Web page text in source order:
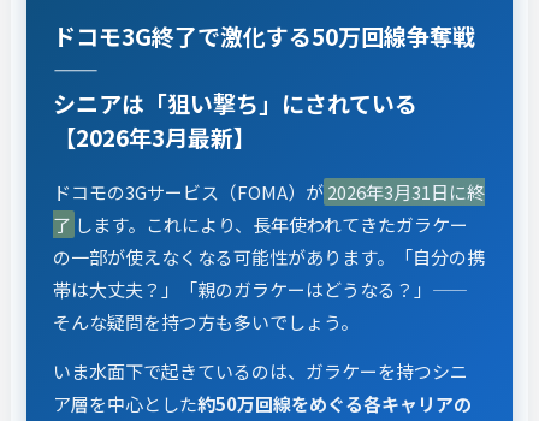
ドコモ3G終了で激化する50万回線争奪戦
——
シニアは「狙い撃ち」にされている
【2026年3月最新】
ドコモの3Gサービス（FOMA）が2026年3月31日に終
了 します。これにより、長年使われてきたガラケー
の一部が使えなくなる可能性があります。「自分の携
帯は大丈夫？」「親のガラケーはどうなる？」——
そんな疑問を持つ方も多いでしょう。
いま水面下で起きているのは、ガラケーを持つシニ
ア層を中心とした約50万回線をめぐる各キャリアの